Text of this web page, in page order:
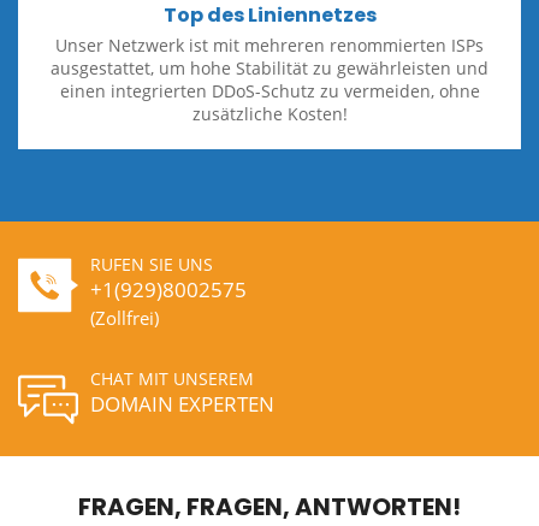
Top des Liniennetzes
Unser Netzwerk ist mit mehreren renommierten ISPs
ausgestattet, um hohe Stabilität zu gewährleisten und
einen integrierten DDoS-Schutz zu vermeiden, ohne
zusätzliche Kosten!
RUFEN SIE UNS
+1(929)8002575
(Zollfrei)
CHAT MIT UNSEREM
DOMAIN EXPERTEN
FRAGEN, FRAGEN, ANTWORTEN!